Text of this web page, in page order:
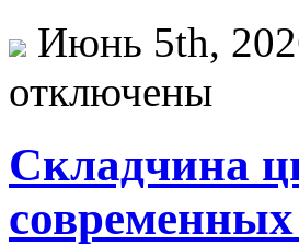
Июнь 5th,
отключены
Складчина